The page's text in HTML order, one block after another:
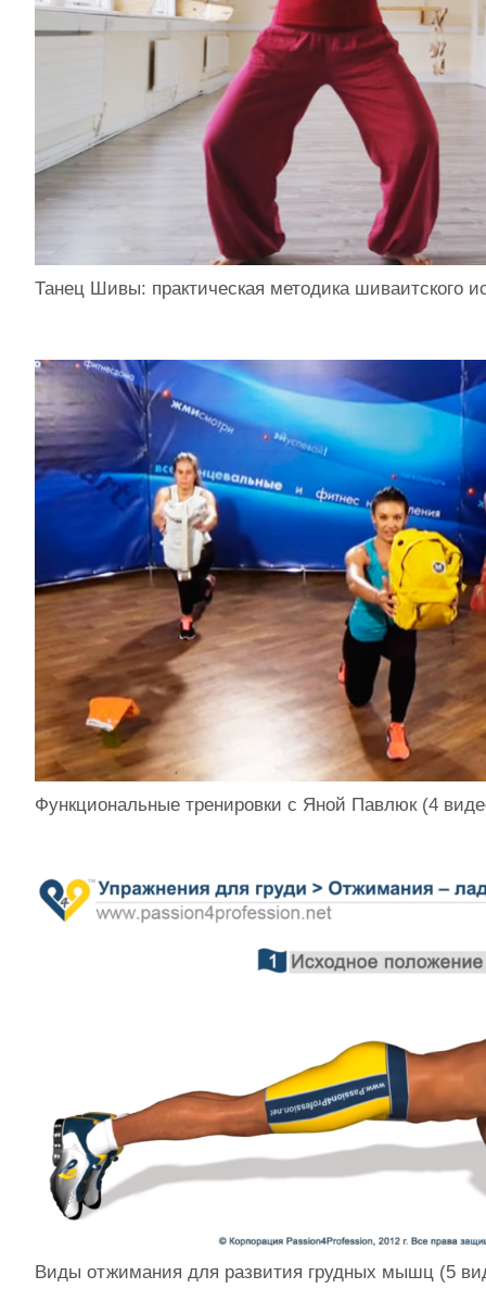
Танец Шивы: практическая методика шиваитского
Функциональные тренировки с Яной Павлюк (4
Виды отжимания для развития грудных мышц (5